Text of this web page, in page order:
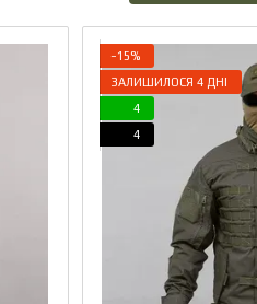
−15%
ЗАЛИШИЛОСЯ 4 ДНІ
4
4